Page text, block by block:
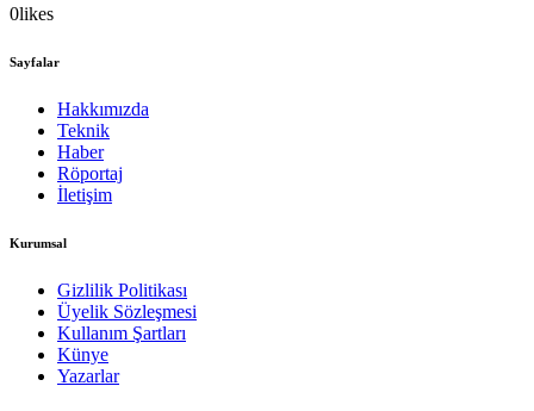
0likes
Sayfalar
Hakkımızda
Teknik
Haber
Röportaj
İletişim
Kurumsal
Gizlilik Politikası
Üyelik Sözleşmesi
Kullanım Şartları
Künye
Yazarlar